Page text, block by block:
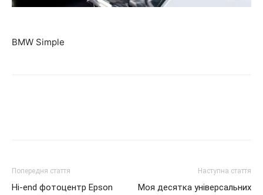
BMW Simple
Попередня стаття
Hi-end фотоцентр Epson
Наступна стаття
Моя десятка універсальних